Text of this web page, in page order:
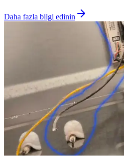
Daha fazla bilgi edinin